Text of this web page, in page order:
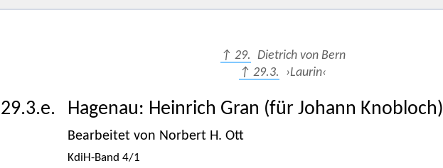
↑ 29. Dietrich von Bern
↑ 29.3.
›Laurin‹
29.3.e. Hagenau: Heinrich Gran (für Johann Knobloch)
Bearbeitet von Norbert H. Ott
KdiH-Band 4/1